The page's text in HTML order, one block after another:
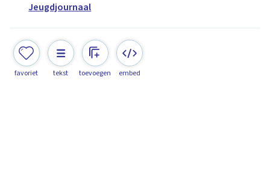
Jeugdjournaal
favoriet tekst toevoegen embed